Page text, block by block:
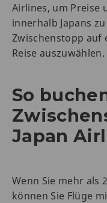
Airlines, um Preise
innerhalb Japans
Zwischenstopp auf
Reise auszuwählen.
So
Japan
Wenn Sie mehr als
können Sie Flüge